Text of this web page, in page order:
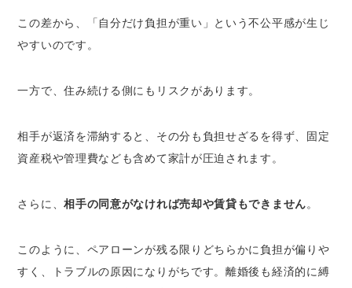
この差から、「自分だけ負担が重い」という不公平感が生じ
やすいのです。
一方で、住み続ける側にもリスクがあります。
相手が返済を滞納すると、その分も負担せざるを得ず、固定
資産税や管理費なども含めて家計が圧迫されます。
さらに、相手の同意がなければ売却や賃貸もできません。
このように、ペアローンが残る限りどちらかに負担が偏りや
すく、トラブルの原因になりがちです。離婚後も経済的に縛